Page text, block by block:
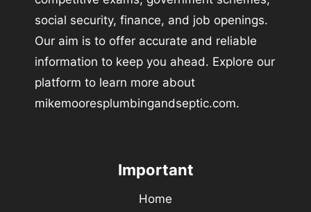
social security, finance, and job openings.
Our aim is to offer accurate and reliable
information to keep you ahead. Explore our
platform to learn more about
mikemooresplumbingandseptic.com.
Important
Home